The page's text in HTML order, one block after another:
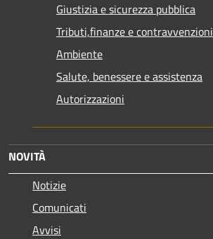
Giustizia e sicurezza pubblica
Tributi,finanze e contravvenzioni
Ambiente
Salute, benessere e assistenza
Autorizzazioni
NOVITÀ
Notizie
Comunicati
Avvisi